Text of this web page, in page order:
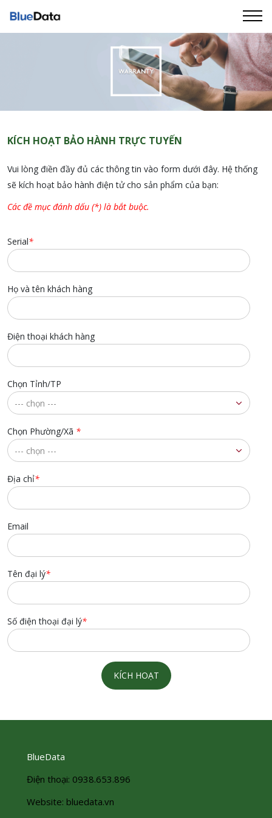
Liên hệ
KÍCH HOẠT BẢO HÀNH TRỰC TUYẾN
Vui lòng điền đầy đủ các thông tin vào form dưới đây. Hệ thống
sẽ kích hoạt bảo hành điện tử cho sản phẩm của bạn:
Các đề mục đánh dấu (*) là bắt buộc.
Serial*
Họ và tên khách hàng
Điện thoại khách hàng
Chọn Tỉnh/TP
Chọn Phường/Xã *
Địa chỉ*
Email
Tên đại lý*
Số điện thoại đại lý*
KÍCH HOẠT
BlueData
Điện thoại: 0938.653.896
Website: bluedata.vn